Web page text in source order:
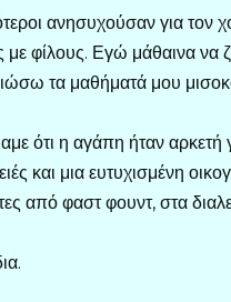
ανησυχούσαν για τον
με φίλους. Εγώ μάθαινα να
τα μαθήματά μου
ότι η αγάπη ήταν αρκετή
και μια ευτυχισμένη
από φαστ φουντ, στα